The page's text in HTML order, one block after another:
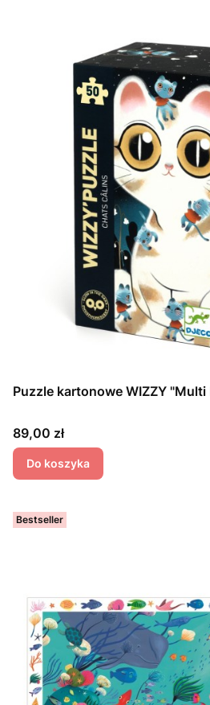
Puzzle kartonowe WIZZY
Cena
89,00 zł
Do koszyka
Bestseller